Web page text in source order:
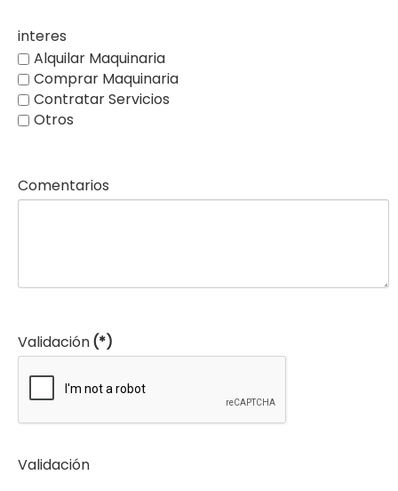
interes
Alquilar Maquinaria
Comprar Maquinaria
Contratar Servicios
Otros
Comentarios
Validación(*)
Validación